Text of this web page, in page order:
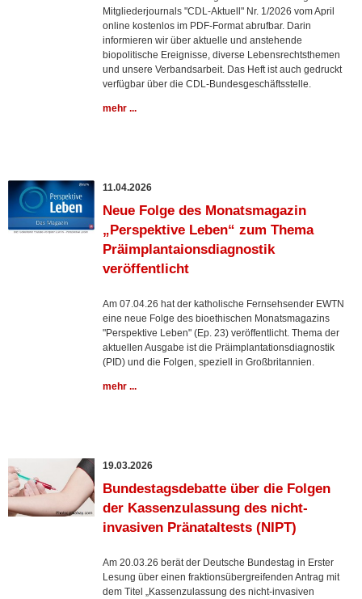
Mitgliederjournals "CDL-Aktuell" Nr. 1/2026 vom April
online kostenlos im PDF-Format abrufbar. Darin
informieren wir über aktuelle und anstehende
biopolitische Ereignisse, diverse Lebensrechtsthemen
und unsere Verbandsarbeit. Das Heft ist auch gedruckt
verfügbar über die CDL-Bundesgeschäftsstelle.
mehr ...
11.04.2026
Neue Folge des Monatsmagazin
„Perspektive Leben“ zum Thema
Präimplantaionsdiagnostik
veröffentlicht
Am 07.04.26 hat der katholische Fernsehsender EWTN
eine neue Folge des bioethischen Monatsmagazins
"Perspektive Leben" (Ep. 23) veröffentlicht. Thema der
aktuellen Ausgabe ist die Präimplantationsdiagnostik
(PID) und die Folgen, speziell in Großbritannien.
mehr ...
19.03.2026
Bundestagsdebatte über die Folgen
der Kassenzulassung des nicht-
invasiven Pränataltests (NIPT)
Am 20.03.26 berät der Deutsche Bundestag in Erster
Lesung über einen fraktionsübergreifenden Antrag mit
dem Titel „Kassenzulassung des nicht-invasiven